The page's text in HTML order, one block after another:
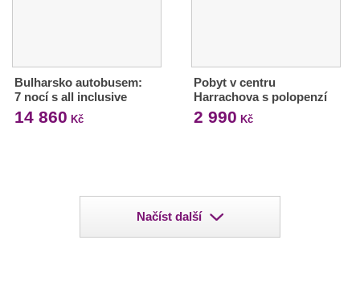
Bulharsko autobusem:
7 nocí s all inclusive
14 860 Kč
Pobyt v centru
Harrachova s polopenzí
2 990 Kč
Načíst další